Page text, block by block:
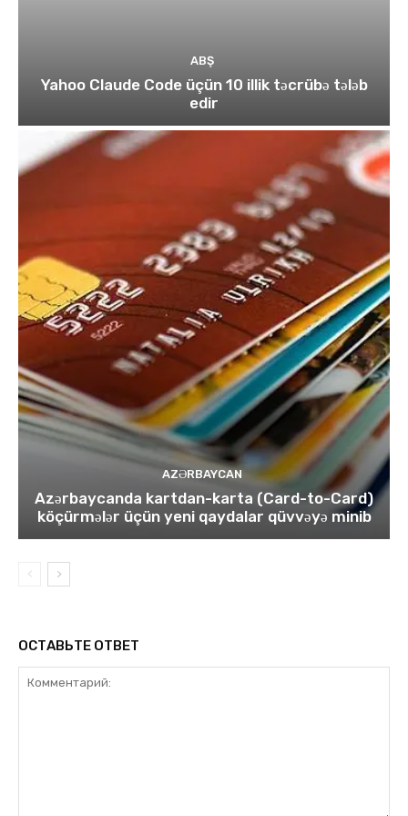
ABŞ
Yahoo Claude Code üçün 10 illik təcrübə tələb
edir
AZƏRBAYCAN
Azərbaycanda kartdan-karta (Card-to-Card)
köçürmələr üçün yeni qaydalar qüvvəyə minib
ОСТАВЬТЕ ОТВЕТ